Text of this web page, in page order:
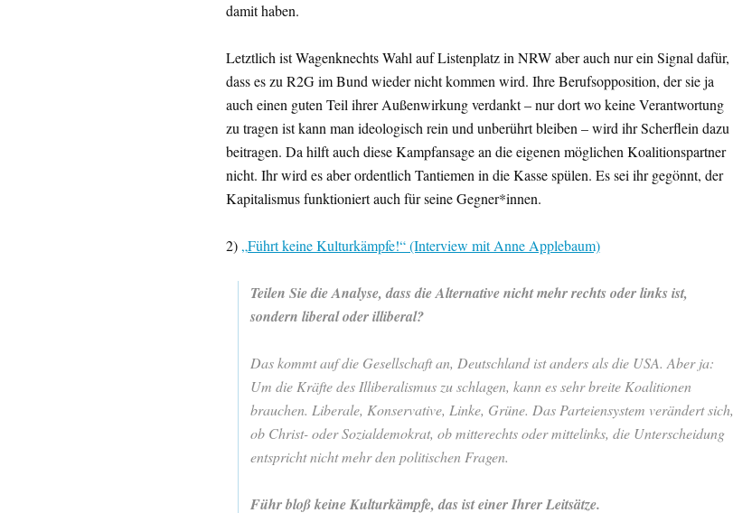
damit haben.
Letztlich ist Wagenknechts Wahl auf Listenplatz in NRW aber auch nur ein Signal dafür,
dass es zu R2G im Bund wieder nicht kommen wird. Ihre Berufsopposition, der sie ja
auch einen guten Teil ihrer Außenwirkung verdankt – nur dort wo keine Verantwortung
zu tragen ist kann man ideologisch rein und unberührt bleiben – wird ihr Scherflein dazu
beitragen. Da hilft auch diese Kampfansage an die eigenen möglichen Koalitionspartner
nicht. Ihr wird es aber ordentlich Tantiemen in die Kasse spülen. Es sei ihr gegönnt, der
Kapitalismus funktioniert auch für seine Gegner*innen.
2)„Führt keine Kulturkämpfe!“ (Interview mit Anne Applebaum)
Teilen Sie die Analyse, dass die Alternative nicht mehr rechts oder links ist,
sondern liberal oder illiberal?
Das kommt auf die Gesellschaft an, Deutschland ist anders als die USA. Aber ja:
Um die Kräfte des Illiberalismus zu schlagen, kann es sehr breite Koalitionen
brauchen. Liberale, Konservative, Linke, Grüne. Das Parteiensystem verändert sich,
ob Christ- oder Sozialdemokrat, ob mitterechts oder mittelinks, die Unterscheidung
entspricht nicht mehr den politischen Fragen.
Führ bloß keine Kulturkämpfe, das ist einer Ihrer Leitsätze.